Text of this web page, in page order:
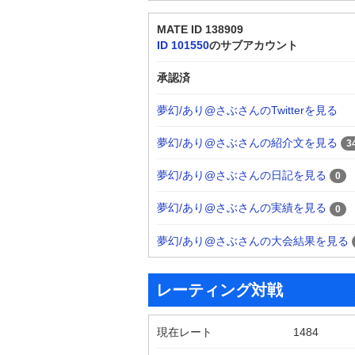
MATE ID 138909
ID 101550のサブアカウント
承認済
夢幻/あり@さぶさんのTwitterを見る
夢幻/あり@さぶさんの紹介文を見る
夢幻/あり@さぶさんの日記を見る 0
夢幻/あり@さぶさんの実績を見る 0
夢幻/あり@さぶさんの大会結果を見る
レーティング対戦
現在レート 1484